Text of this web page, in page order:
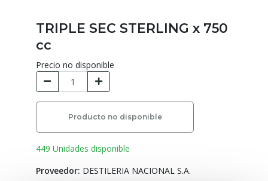
TRIPLE SEC STERLING x 750
cc
Precio no disponible
Producto no disponible
449 Unidades disponible
Proveedor: DESTILERIA NACIONAL S.A.